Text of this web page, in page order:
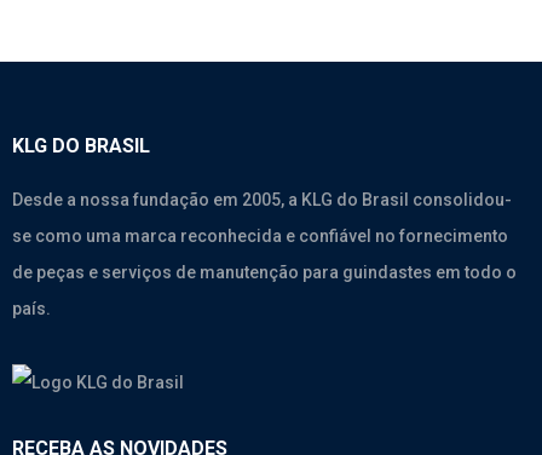
KLG DO BRASIL
Desde a nossa fundação em 2005, a KLG do Brasil consolidou-
se como uma marca reconhecida e confiável no fornecimento
de peças e serviços de manutenção para guindastes em todo o
país.
RECEBA AS NOVIDADES